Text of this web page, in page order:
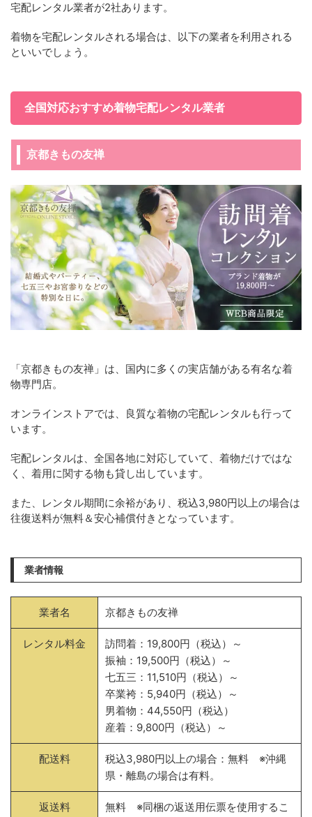
宅配レンタル業者が2社あります。
着物を宅配レンタルされる場合は、以下の業者を利用される
といいでしょう。
全国対応おすすめ着物宅配レンタル業者
京都きもの友禅
「京都きもの友禅」は、国内に多くの実店舗がある有名な着
物専門店。
オンラインストアでは、良質な着物の宅配レンタルも行って
います。
宅配レンタルは、全国各地に対応していて、着物だけではな
く、着用に関する物も貸し出しています。
また、レンタル期間に余裕があり、税込3,980円以上の場合は
往復送料が無料＆安心補償付きとなっています。
業者情報
業者名 京都きもの友禅
レンタル料金
訪問着：19,800円（税込）～
振袖：19,500円（税込）～
七五三：11,510円（税込）～
卒業袴：5,940円（税込）～
男着物：44,550円（税込）
産着：9,800円（税込）～
配送料
税込3,980円以上の場合：無料 ※沖縄
県・離島の場合は有料。
返送料 無料 ※同梱の返送用伝票を使用するこ